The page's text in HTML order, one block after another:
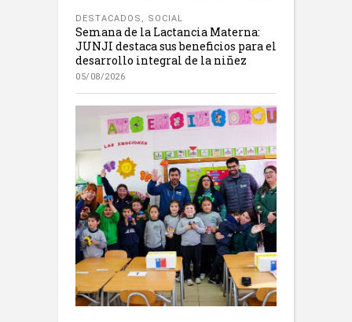
DESTACADOS , SOCIAL
Semana de la Lactancia Materna:
JUNJI destaca sus beneficios para el
desarrollo integral de la niñez
05/08/2026